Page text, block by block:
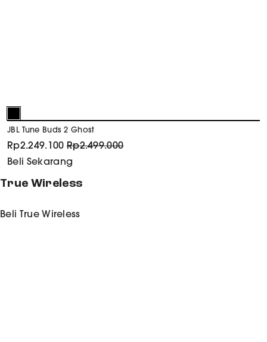
JBL Tune Buds 2 Ghost
Rp2.249.100 Rp2.499.000
Beli Sekarang
True Wireless
Beli True Wireless